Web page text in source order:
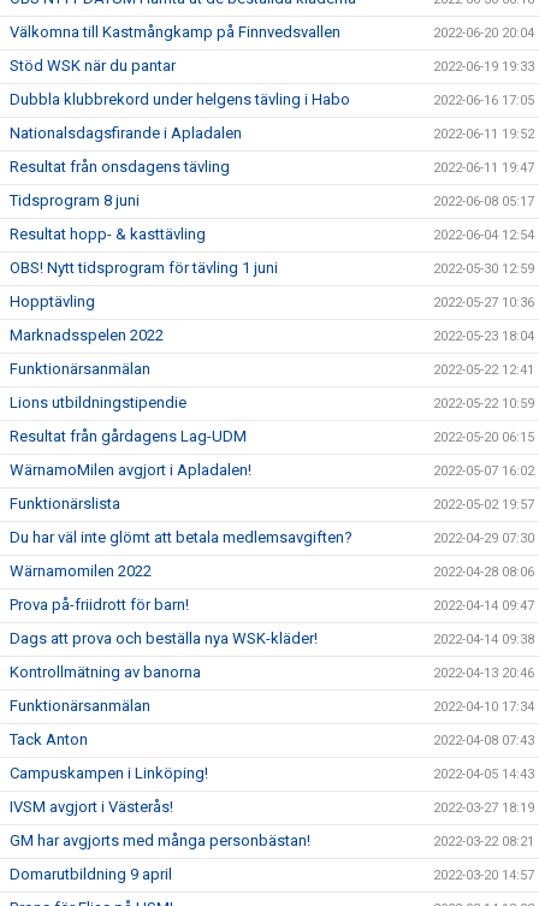
Välkomna till Kastmångkamp på Finnvedsvallen 2022-06-20 20:04
Stöd WSK när du pantar 2022-06-19 19:33
Dubbla klubbrekord under helgens tävling i Habo 2022-06-16 17:05
Nationalsdagsfirande i Apladalen 2022-06-11 19:52
Resultat från onsdagens tävling 2022-06-11 19:47
Tidsprogram 8 juni 2022-06-08 05:17
Resultat hopp- & kasttävling 2022-06-04 12:54
OBS! Nytt tidsprogram för tävling 1 juni 2022-05-30 12:59
Hopptävling 2022-05-27 10:36
Marknadsspelen 2022 2022-05-23 18:04
Funktionärsanmälan 2022-05-22 12:41
Lions utbildningstipendie 2022-05-22 10:59
Resultat från gårdagens Lag-UDM 2022-05-20 06:15
WärnamoMilen avgjort i Apladalen! 2022-05-07 16:02
Funktionärslista 2022-05-02 19:57
Du har väl inte glömt att betala medlemsavgiften? 2022-04-29 07:30
Wärnamomilen 2022 2022-04-28 08:06
Prova på-friidrott för barn! 2022-04-14 09:47
Dags att prova och beställa nya WSK-kläder! 2022-04-14 09:38
Kontrollmätning av banorna 2022-04-13 20:46
Funktionärsanmälan 2022-04-10 17:34
Tack Anton 2022-04-08 07:43
Campuskampen i Linköping! 2022-04-05 14:43
IVSM avgjort i Västerås! 2022-03-27 18:19
GM har avgjorts med många personbästan! 2022-03-22 08:21
Domarutbildning 9 april 2022-03-20 14:57